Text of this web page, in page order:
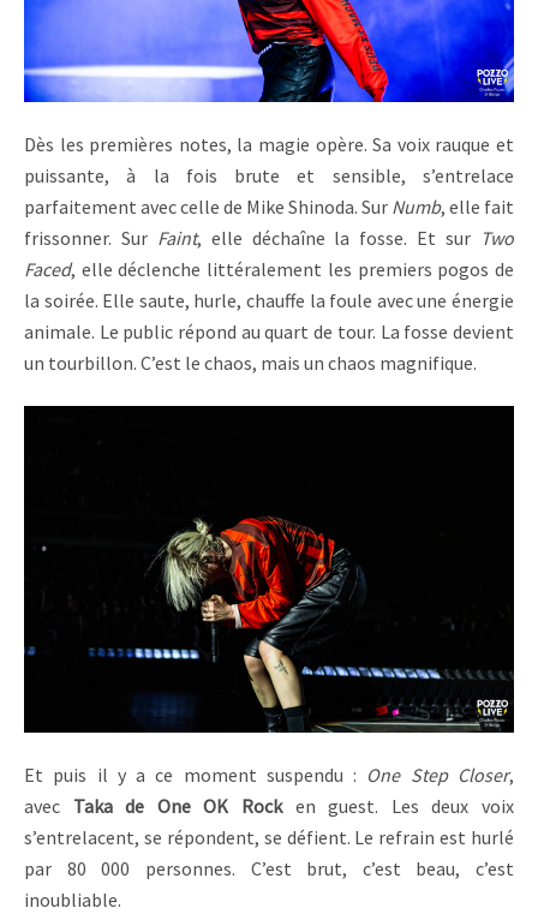
Dès les premières notes, la magie opère. Sa voix rauque et
puissante, à la fois brute et sensible, s’entrelace
parfaitement avec celle de Mike Shinoda. Sur Numb, elle fait
frissonner. Sur Faint, elle déchaîne la fosse. Et sur Two
Faced, elle déclenche littéralement les premiers pogos de
la soirée. Elle saute, hurle, chauffe la foule avec une énergie
animale. Le public répond au quart de tour. La fosse devient
un tourbillon. C’est le chaos, mais un chaos magnifique.
Et puis il y a ce moment suspendu : One Step Closer,
avec Taka de One OK Rocken guest. Les deux voix
s’entrelacent, se répondent, se défient. Le refrain est hurlé
par 80 000 personnes. C’est brut, c’est beau, c’est
inoubliable.